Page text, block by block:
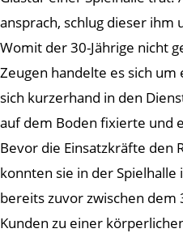
ansprach, schlug dieser
Womit der 30-Jährige nicht
Zeugen handelte es sich
sich kurzerhand in den
auf dem Boden fixierte und
Bevor die Einsatzkräfte den
konnten sie in der Spielhalle
bereits zuvor zwischen dem
Kunden zu einer